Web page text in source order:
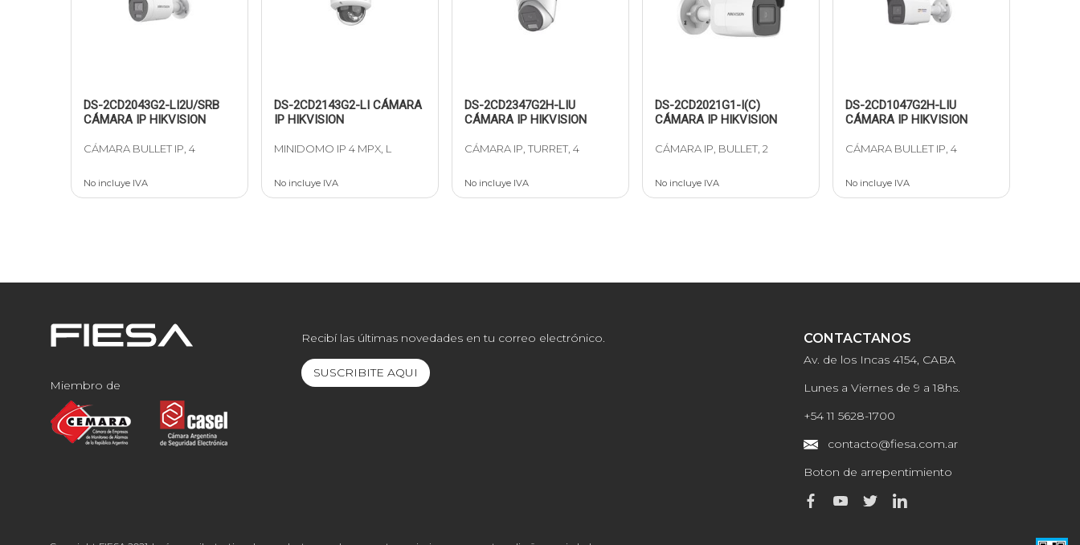
DS-2CD2043G2-LI2U/SRB
CÁMARA IP HIKVISION
CÁMARA BULLET IP, 4
No incluye IVA
DS-2CD2143G2-LI CÁMARA
IP HIKVISION
MINIDOMO IP 4 MPX, L
No incluye IVA
DS-2CD2347G2H-LIU
CÁMARA IP HIKVISION
CÁMARA IP, TURRET, 4
No incluye IVA
DS-2CD2021G1-I(C)
CÁMARA IP HIKVISION
CÁMARA IP, BULLET, 2
No incluye IVA
DS-2CD1047G2H-LIU
CÁMARA IP HIKVISION
CÁMARA BULLET IP, 4
No incluye IVA
Miembro de
Recibí las últimas novedades en tu correo electrónico.
SUSCRIBITE AQUI
CONTACTANOS
Av. de los Incas 4154, CABA
Lunes a Viernes de 9 a 18hs.
+54 11 5628-1700
contacto@fiesa.com.ar
Boton de arrepentimiento